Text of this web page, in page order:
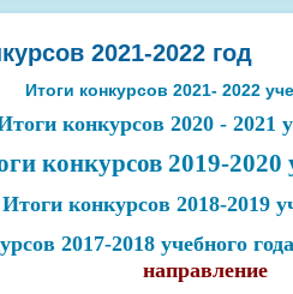
2021-2022 год
Итоги конкурсов 2021- 2022
конкурсов 2020 - 2021
конкурсов 2019-2020
Итоги конкурсов 2018-2019
2017-2018 учебного года
направление